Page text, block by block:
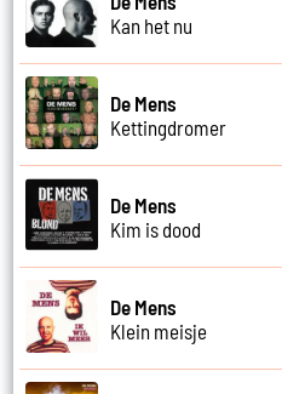
Kan het nu
De Mens
Kettingdromer
De Mens
Kim is dood
De Mens
Klein meisje